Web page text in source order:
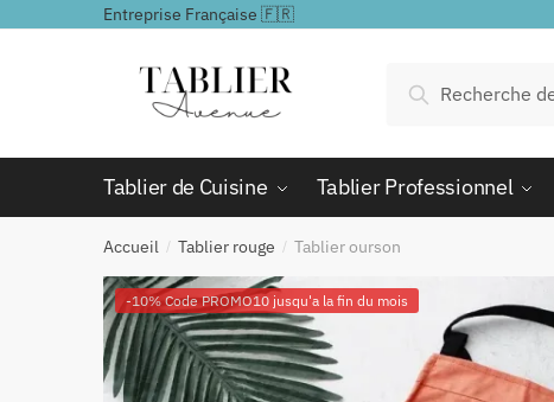
Entreprise Française 🇫🇷
pour :
Recherche
Tablier de Cuisine Tablier Professionnel
Accueil / Tablier rouge / Tablier ourson
-10% Code PROMO10 jusqu'a la fin du mois